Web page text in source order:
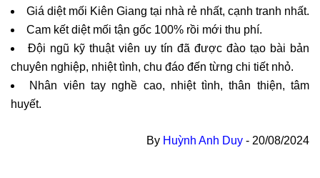
Giá diệt mối Kiên Giang tại nhà rẻ nhất, cạnh tranh nhất.
Cam kết diệt mối tận gốc 100% rồi mới thu phí.
Đội ngũ kỹ thuật viên uy tín đã được đào tạo bài bản
chuyên nghiệp, nhiệt tình, chu đáo đến từng chi tiết nhỏ.
Nhân viên tay nghề cao, nhiệt tình, thân thiện, tâm
huyết.
By Huỳnh Anh Duy - 20/08/2024